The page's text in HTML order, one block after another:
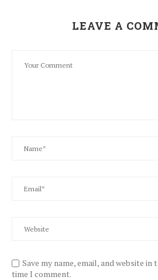
LEAVE A
Save my name, email, and website
time I comment.